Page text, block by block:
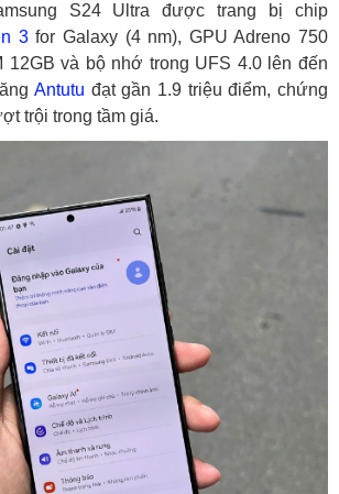
S24 Ultra được trang bị chip
3for Galaxy (4 nm), GPU Adreno 750
12GB và bộ nhớ trong UFS 4.0 lên đến
Antutu đạt gần 1.9 triệu điểm, chứng
trội trong tầm giá.